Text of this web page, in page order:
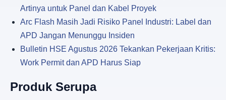
Artinya untuk Panel dan Kabel Proyek
Arc Flash Masih Jadi Risiko Panel Industri: Label dan
APD Jangan Menunggu Insiden
Bulletin HSE Agustus 2026 Tekankan Pekerjaan Kritis:
Work Permit dan APD Harus Siap
Produk Serupa